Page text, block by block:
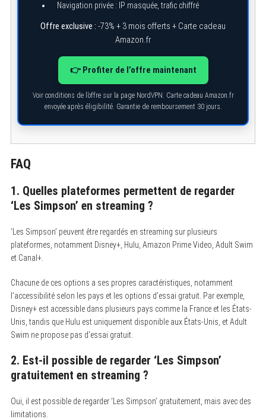
Navigation privée : IP masquée, trafic chiffré
Offre exclusive : -73% + 3 mois offerts + Carte cadeau
Amazon.fr
👉 Profiter de l’offre maintenant
Voir conditions de l’offre sur la page NordVPN. Carte cadeau Amazon.fr
envoyée après éligibilité. Garantie de remboursement 30 jours.
FAQ
1. Quelles plateformes permettent de regarder
‘Les Simpson’ en streaming ?
‘Les Simpson’ peuvent être regardés en streaming sur plusieurs
plateformes, notamment Disney+, Hulu, Amazon Prime Video, Adult Swim
et Canal+.
Chacune de ces options a ses propres caractéristiques, notamment
l’accessibilité selon les pays et les options d’essai gratuit. Par exemple,
Disney+ est accessible dans plusieurs pays comme la France et les États-
Unis, tandis que Hulu est uniquement disponible aux États-Unis, et Adult
Swim ne propose pas d’essai gratuit.
2. Est-il possible de regarder ‘Les Simpson’
gratuitement en streaming ?
Oui, il est possible de regarder ‘Les Simpson’ gratuitement, mais avec des
limitations.
a
r
o
r